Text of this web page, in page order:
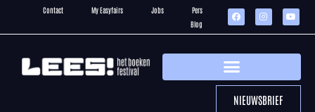
Contact My Easyfairs Jobs
Pers
Blog
NIEUWSBRIEF